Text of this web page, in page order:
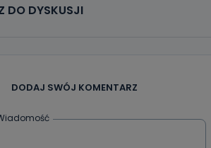
DO DYSKUSJI
DODAJ SWÓJ KOMENTARZ